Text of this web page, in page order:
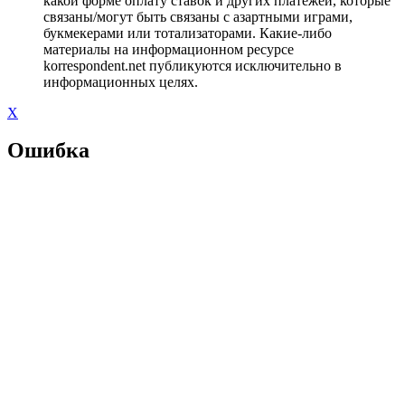
связаны/могут быть связаны с азартными играми,
букмекерами или тотализаторами. Какие-либо
материалы на информационном ресурсе
korrespondent.net публикуются исключительно в
информационных целях.
X
Ошибка